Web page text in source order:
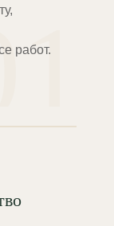
работ.